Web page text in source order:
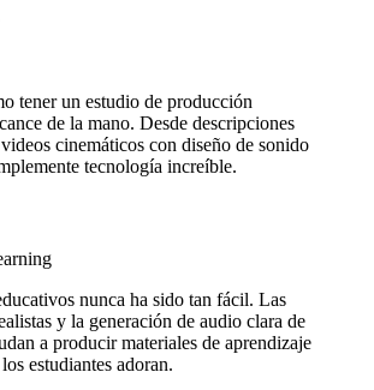
tener un estudio de producción
de la mano. Desde descripciones
cinemáticos con diseño de sonido
tecnología increíble.
nunca ha sido tan fácil. Las
y la generación de audio clara de
a producir materiales de aprendizaje
estudiantes adoran.